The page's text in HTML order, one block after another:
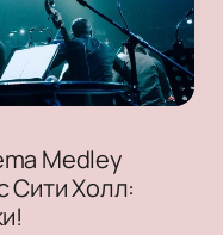
Medley
Сити Холл: